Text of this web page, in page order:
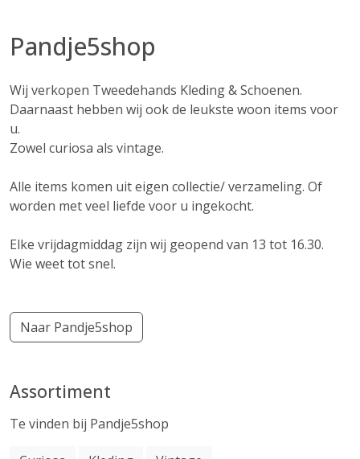
Pandje5shop
Wij verkopen Tweedehands Kleding & Schoenen.
Daarnaast hebben wij ook de leukste woon items voor
u.
Zowel curiosa als vintage.
Alle items komen uit eigen collectie/ verzameling. Of
worden met veel liefde voor u ingekocht.
Elke vrijdagmiddag zijn wij geopend van 13 tot 16.30.
Wie weet tot snel.
Naar Pandje5shop
Assortiment
Te vinden bij Pandje5shop